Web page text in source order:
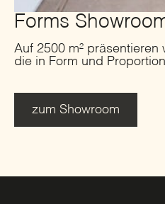
Forms
Auf 2500 m² präsentieren
die in Form und
zum Showroom